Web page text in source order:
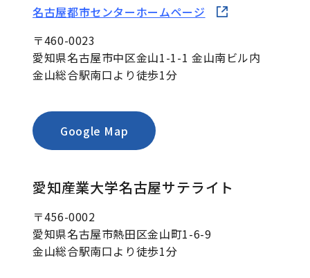
名古屋都市センターホームページ
〒460-0023
愛知県名古屋市中区金山1-1-1 金山南ビル内
金山総合駅南口より徒歩1分
Google Map
愛知産業大学名古屋サテライト
〒456-0002
愛知県名古屋市熱田区金山町1-6-9
金山総合駅南口より徒歩1分